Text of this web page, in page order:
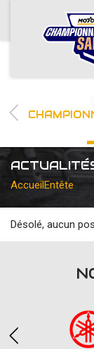
ACCUEIL
ACTUS
PHOTOS
les
AccueilEntête
Désolé, aucun